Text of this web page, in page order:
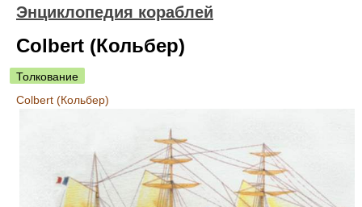
Энциклопедия кораблей
Colbert (Кольбер)
Толкование
Colbert (Кольбер)